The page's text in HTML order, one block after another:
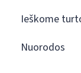
Ieškome
Nuorodos